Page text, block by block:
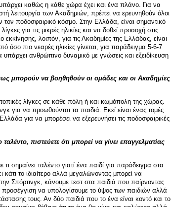
καθώς η κάθε χώρα έχει και ένα πλάνο. Για να
λειτουργία των Ακαδημιών, πρέπει να ερευνηθούν όλοι
ποδοσφαιρικό κόσμο. Στην Ελλάδα, είναι σημαντικό
για τις μικρές ηλικίες και να δοθεί προσοχή στις
εκκίνησης, λοιπόν, για τις Ακαδημίες της Ελλάδας, είναι
όσο πιο νεαρές ηλικίες γίνεται, για παράδειγμα 5-6-7
υπάρχει ανθρώπινο δυναμικό με γνώσεις και εξειδίκευση
μπορούν να βοηθηθούν οι ομάδες και οι Ακαδημίες
λίγκες σε κάθε πόλη ή και κωμόπολη της χώρας.
για να προωθούνται τα παιδιά. Εκεί είναι ένας τομές
για να μπορέσει να εξερευνήσει τις ποδοσφαιρικές
πιστεύετε ότι μπορεί να γίνει επαγγελματίας
σημαίνει ταλέντο γιατί ένα παιδί για παράδειγμα στα
κάτι το ιδιαίτερο αλλά μεγαλώνοντας μπορεί να
Σπόρτινγκ, κάνουμε τεστ στα παιδιά που παίρνοντας
προσέγγιση να υπολογίσουμε το ύψος των παιδιών αλλά
τους. Αν δύο παιδιά που το ένα είναι κοντό και το